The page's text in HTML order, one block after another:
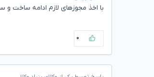
با اخذ مجوزهای لازم ادامه ساخت
۰